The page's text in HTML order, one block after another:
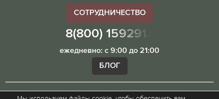
СОТРУДНИЧЕСТВО
8(800) 1592913
ежедневно: с 9:00 до 21:00
БЛОГ